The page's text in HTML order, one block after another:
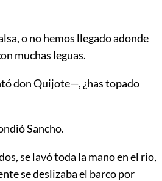
o no hemos llegado adonde
muchas leguas.
don Quijote—, ¿has topado
Sancho.
se lavó toda la mano en el río,
se deslizaba el barco por